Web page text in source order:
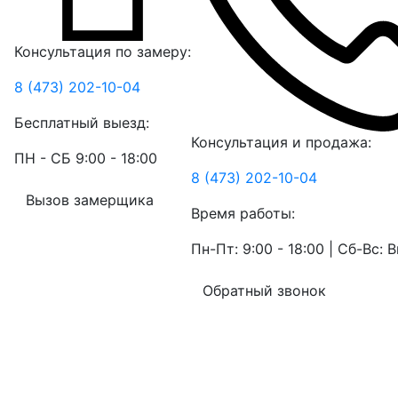
Консультация по замеру:
8 (473) 202-10-04
Бесплатный выезд:
ПН - СБ 9:00 - 18:00
Вызов замерщика
Консультация и продажа:
8 (473) 202-10-04
Время работы:
Пн-Пт: 9:00 - 18:00 | Сб-Вс:
Обратный звонок